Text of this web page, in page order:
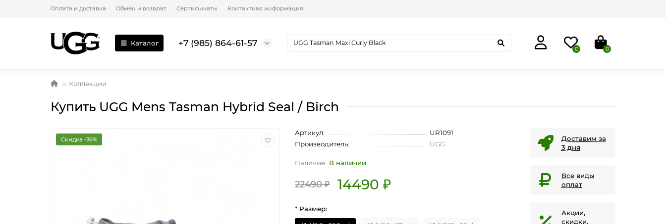
Оплата и доставка Обмен и возврат Сертификаты Контактная информация
Каталог +7 (985) 864-61-57
0 0
Коллекции
Купить UGG Mens Tasman Hybrid Seal / Birch
Скидка -36%
Артикул:
UR1091
Производитель:
UGG
В наличии
22490 ₽ 14490 ₽
* Размер:
Доставим за
3 дня
Все виды
оплат
Акции,
скидки,